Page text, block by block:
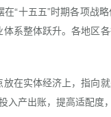
十五五”时期各项战
系整体跃升。各地区
实体经济上，指向
产出账，提高适配度